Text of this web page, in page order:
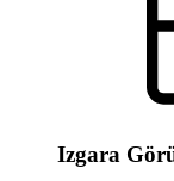
Izgara